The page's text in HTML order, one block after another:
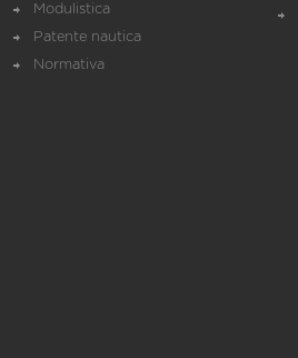
Modulistica
Patente nautica
Normativa